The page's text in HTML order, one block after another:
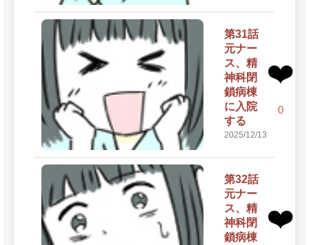
第31話
元ナー
ス、精
神科閉
鎖病棟
に入院
する
2025/12/13
❤️
0
第32話
元ナー
ス、精
神科閉
鎖病棟
❤️